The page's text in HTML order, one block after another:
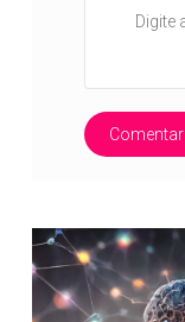
Comentar